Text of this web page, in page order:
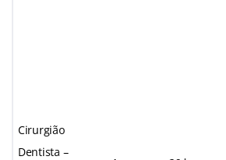
Cirurgião
Dentista –